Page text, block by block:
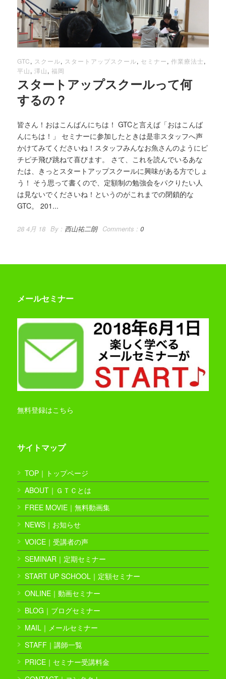
GTC, スクール, スタートアップスクール, セミナー, 作業療法士,
平山, 澤山, 福岡
スタートアップスクールって何
するの？
皆さん！おはこんばんにちは！ GTCと言えば「おはこんば
んにちは！」 セミナーに参加したときは是非スタッフへ声
かけてみてくださいね！スタッフみんなお魚さんのようにピ
チピチ飛び跳ねて喜びます。 さて、これを読んでいるあな
たは、きっとスタートアップスクールに興味がある方でしょ
う！ そう思って書くので、定額制の勉強会をパクりたい人
は見ないでくださいね！というのがこれまでの閉鎖的な
GTC。 201...
28 4月 18 By : 西山祐二朗 Comments : 0
メールセミナー
無料登録はこちら
サイトマップ
TOP｜トップページ
ABOUT｜ＧＴＣとは
FREE MOVIE｜無料動画集
NEWS｜お知らせ
VOICE｜受講者の声
SEMINAR｜定期セミナー
START UP SCHOOL｜定額セミナー
ONLINE｜動画セミナー
BLOG｜ブログセミナー
MAIL｜メールセミナー
STAFF｜講師一覧
PRICE｜セミナー受講料金